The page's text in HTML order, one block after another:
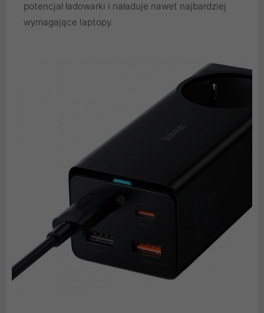
potencjał ładowarki i naładuje nawet najbardziej
wymagające laptopy.